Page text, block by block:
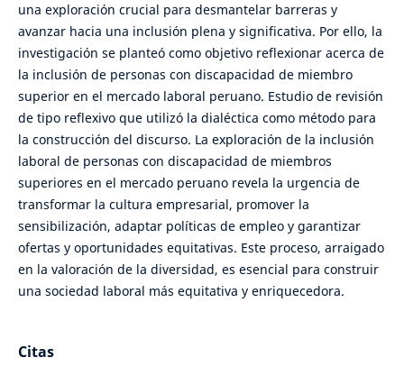
una exploración crucial para desmantelar barreras y
avanzar hacia una inclusión plena y significativa. Por ello, la
investigación se planteó como objetivo reflexionar acerca de
la inclusión de personas con discapacidad de miembro
superior en el mercado laboral peruano. Estudio de revisión
de tipo reflexivo que utilizó la dialéctica como método para
la construcción del discurso. La exploración de la inclusión
laboral de personas con discapacidad de miembros
superiores en el mercado peruano revela la urgencia de
transformar la cultura empresarial, promover la
sensibilización, adaptar políticas de empleo y garantizar
ofertas y oportunidades equitativas. Este proceso, arraigado
en la valoración de la diversidad, es esencial para construir
una sociedad laboral más equitativa y enriquecedora.
Citas